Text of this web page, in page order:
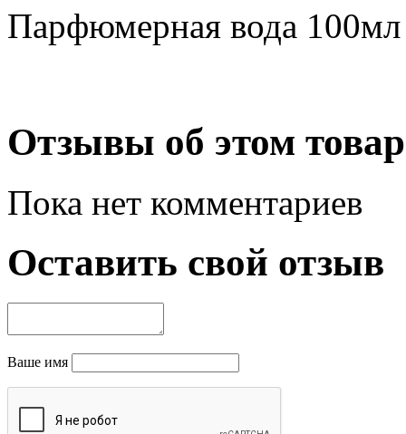
Парфюмерная вода 100мл
Отзывы об этом
Пока нет комментариев
Оставить свой отзыв
Ваше имя